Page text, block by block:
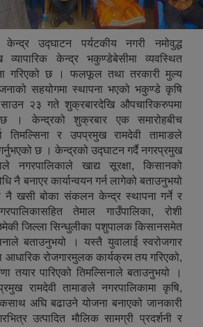
उद्घाटन पर्यटकीय नगरी नमोवुद्ध
व्यापारिक केन्द्र भकुण्डेबेसीमा व्यवस्थित
गरिएको छ । फलफूल तथा तरकारी मुल्य
सहयोगमा स्थापना भएको भकुण्डे कृषि
२३ गते शुक्रबारदेखि औपचारिकरुपमा
। केन्द्रको शुक्रबार एक समारोहबीच
तिमल्सिना र उपप्रमुख रामदेवी तामाङले
छ । केन्द्रको उद्घाटन गर्दै नगरप्रमुख
नगरपालिकाले खाद्य सूरक्षा, किसानको
नै बनाएर कार्यान्वयन गर्न लागेको बताउनुभयो
नै खसी बोका संकलन केन्द्र स्थापना गर्ने र
तेमाल गाउँपालिका, रोशी
जिल्ला सिन्धुलीका पशुपालक किसानसमेत
बताउनुभयो । यस्तै युवालाई स्वरोजगार
आधारिक रोजगारमुलक कार्यक्रम तय गरिएको,
तयार पारिएको तिमल्सिनाले बताउनुभयो ।
रामदेवी तामाङले नगरपालिकामा कृषि,
अघि बढाउने योजना बनाएको जानकारी
उत्पादित मौलिक सामग्री प्रदर्शनी र